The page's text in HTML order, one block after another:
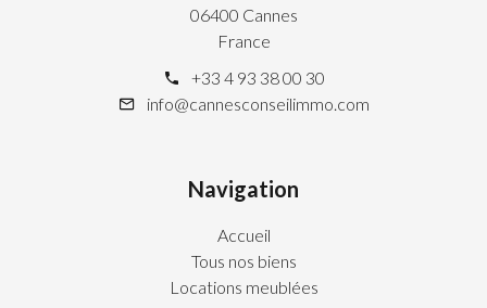
06400 Cannes
France
+33 4 93 38 00 30
info@cannesconseilimmo.com
Navigation
Accueil
Tous nos biens
Locations meublées